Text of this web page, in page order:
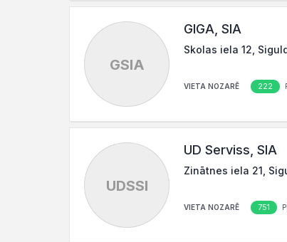
GSIA
GIGA, SIA
Skolas iela 12,
VIETA NOZARĒ 222
UDSSI
UD Serviss, SIA
Zinātnes iela 21,
VIETA NOZARĒ 751